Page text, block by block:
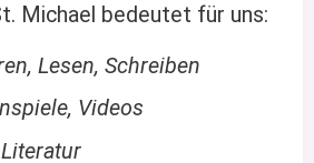
Michael bedeutet für uns:
Lesen, Schreiben
Videos